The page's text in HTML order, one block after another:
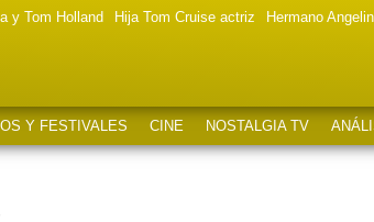
y Tom Holland Hija Tom Cruise actriz Hermano
Y FESTIVALES CINE NOSTALGIA TV